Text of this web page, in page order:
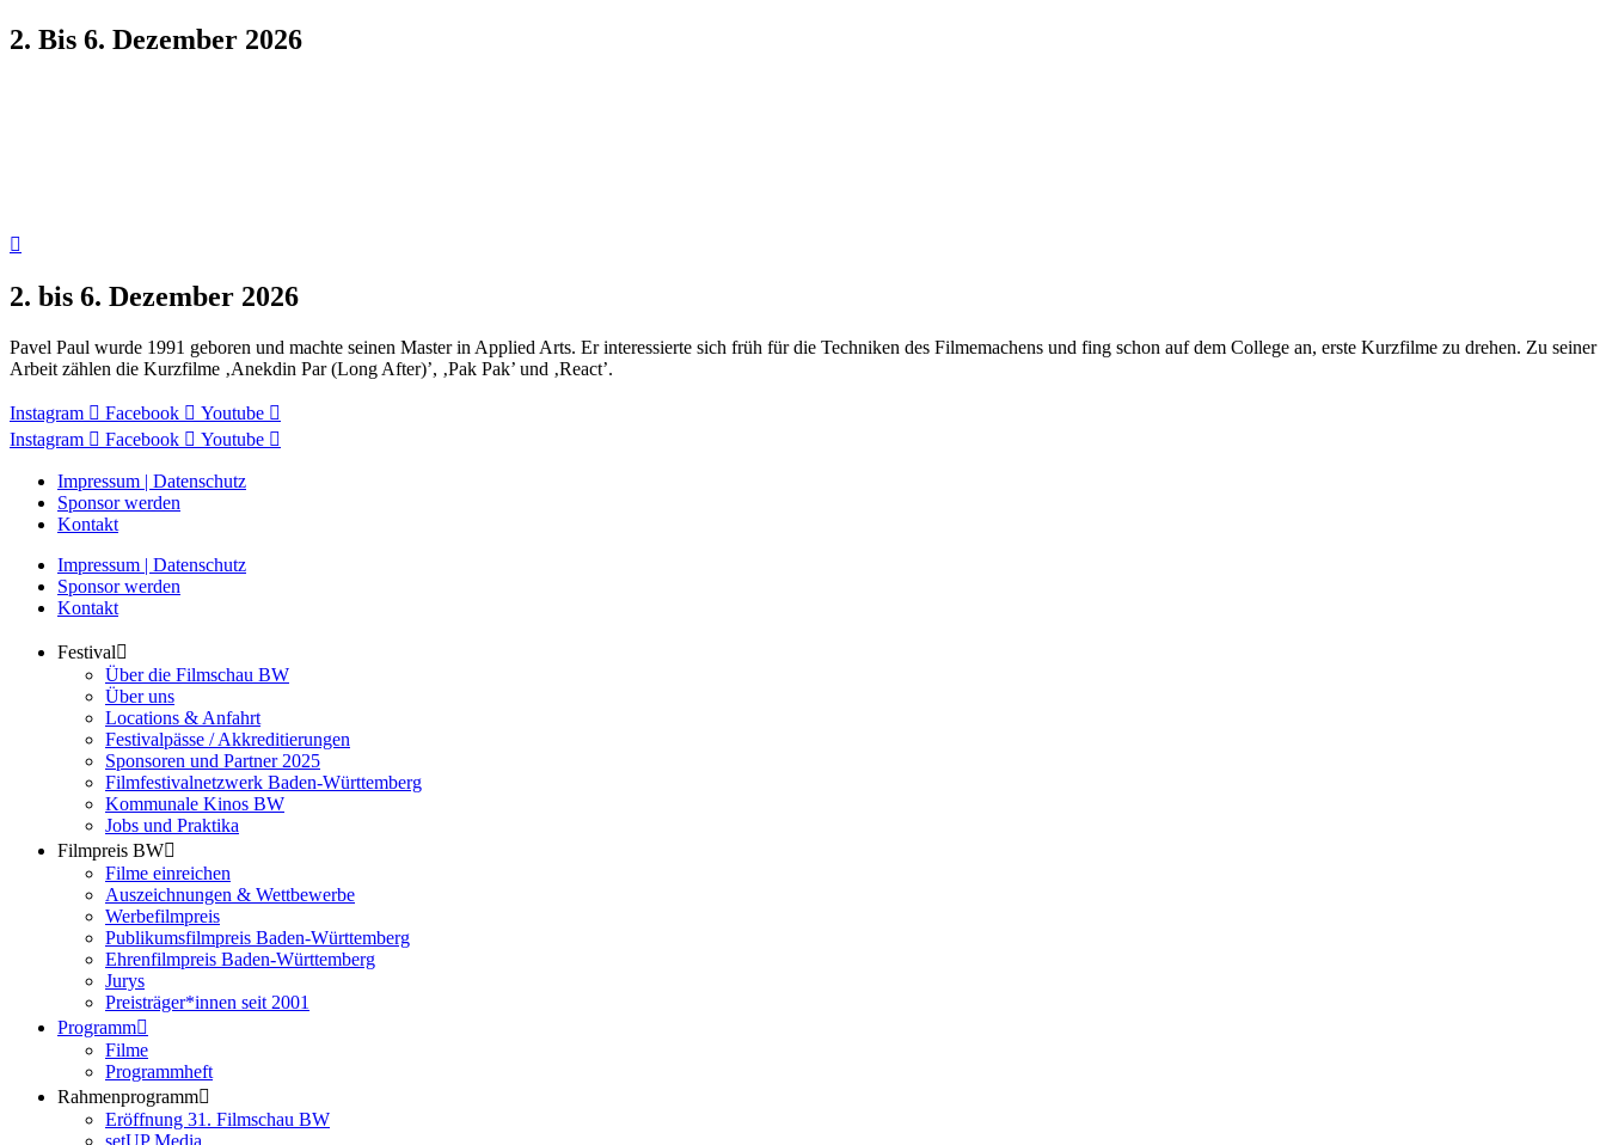
2. Bis 6. Dezember 2026
2. bis 6. Dezember 2026
Pavel Paul wurde 1991 geboren und machte seinen Master in Applied Arts. Er interessierte sich früh für die Techniken des Filmemachens und fing schon auf dem College an, erste Kurzfilme zu drehen. Zu seiner
Arbeit zählen die Kurzfilme ‚Anekdin Par (Long After)’, ‚Pak Pak’ und ‚React’.
Instagram Facebook
Youtube
Instagram
Facebook Youtube
Impressum | Datenschutz
Sponsor werden
Kontakt
Impressum | Datenschutz
Sponsor werden
Kontakt
Festival
Über die Filmschau BW
Über uns
Locations & Anfahrt
Festivalpässe / Akkreditierungen
Sponsoren und Partner 2025
Filmfestivalnetzwerk ­Baden-Württemberg
Kommunale Kinos BW
Jobs und Praktika
Filmpreis BW
Filme einreichen
Auszeichnungen & Wettbewerbe
Werbefilmpreis
Publikumsfilmpreis Baden-Württemberg
Ehrenfilmpreis Baden-Württemberg
Jurys
Preisträger*innen seit 2001
Programm
Filme
Programmheft
Rahmenprogramm
Eröffnung 31. Filmschau BW
setUP Media